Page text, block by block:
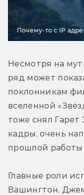
Почему-то с IP
Несмотря на
ряд может
поклонникам
вселенной
тоже снял
кадры, очень
прошлой работы
Главные роли
Вашингтон,